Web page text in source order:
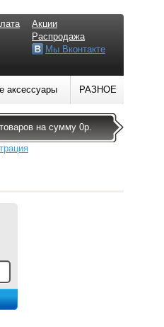
Акции
Распродажа
Мы Вконтакте
аксессуары РАЗНОЕ
на сумму 0р.